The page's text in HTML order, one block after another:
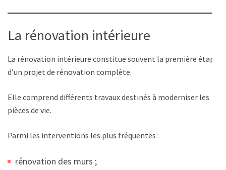
La rénovation intérieure
La rénovation intérieure constitue souvent la première étape
d’un projet de rénovation complète.
Elle comprend différents travaux destinés à moderniser les
pièces de vie.
Parmi les interventions les plus fréquentes :
rénovation des murs ;